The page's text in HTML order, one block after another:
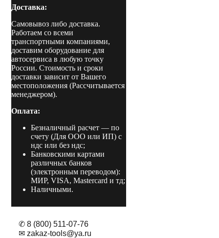
масле
50
кВт
ручной
розжиг
до
460
м2
Доставка:
Самовывоз либо доставка.
Работаем со всеми
транспортными компаниями,
доставим оборудование для
автосервиса в любую точку
России. Стоимость и сроки
доставки зависит от Вашего
местоположения (Рассчитывается
менеджером).
Оплата:
Безналичный расчет — по
счету (Для ООО или ИП) с
ндс или без ндс;
Банковскими картами
различных банков
(электронным переводом):
МИР, VISA, Mastercard и тд;
Наличными.
✆ 8 (800) 511-07-76
✉ zakaz-tools@ya.ru